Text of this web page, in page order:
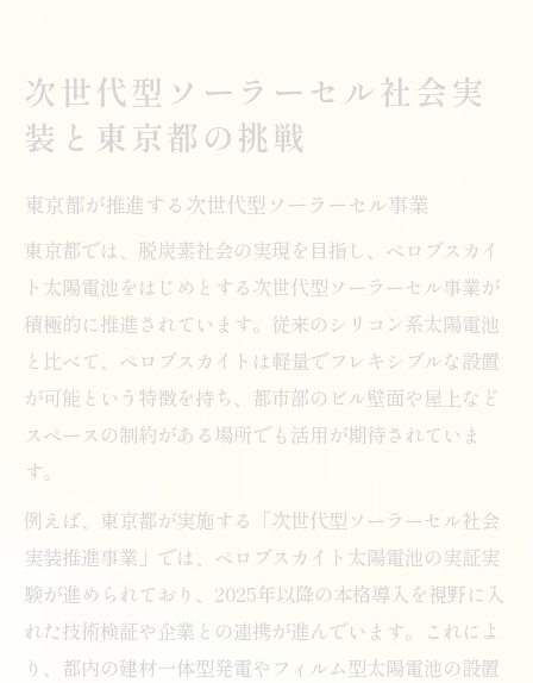
次世代型ソーラーセル社会実
装と東京都の挑戦
東京都が推進する次世代型ソーラーセル事業
東京都では、脱炭素社会の実現を目指し、ペロブスカイ
ト太陽電池をはじめとする次世代型ソーラーセル事業が
積極的に推進されています。従来のシリコン系太陽電池
と比べて、ペロブスカイトは軽量でフレキシブルな設置
が可能という特徴を持ち、都市部のビル壁面や屋上など
スペースの制約がある場所でも活用が期待されていま
す。
例えば、東京都が実施する「次世代型ソーラーセル社会
実装推進事業」では、ペロブスカイト太陽電池の実証実
験が進められており、2025年以降の本格導入を視野に入
れた技術検証や企業との連携が進んでいます。これによ
り、都内の建材一体型発電やフィルム型太陽電池の設置